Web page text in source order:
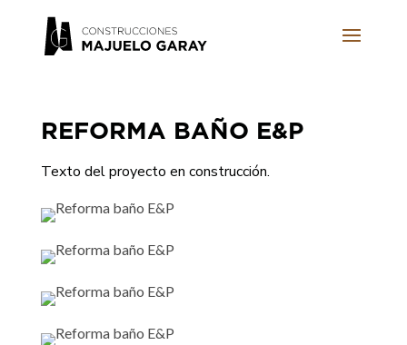
REFORMA BAÑO E&P
Texto del proyecto en construcción.